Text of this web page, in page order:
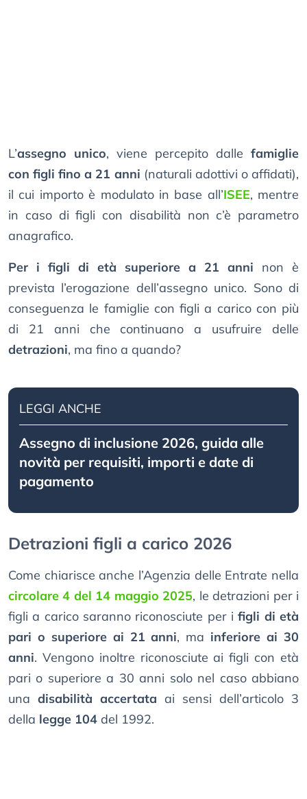
L’assegno unico, viene percepito dalle famiglie
con figli fino a 21 anni (naturali adottivi o affidati),
il cui importo è modulato in base all’ISEE, mentre
in caso di figli con disabilità non c’è parametro
anagrafico.
Per i figli di età superiore a 21 anni non è
prevista l’erogazione dell’assegno unico. Sono di
conseguenza le famiglie con figli a carico con più
di 21 anni che continuano a usufruire delle
detrazioni, ma fino a quando?
LEGGI ANCHE
Assegno di inclusione 2026, guida alle
novità per requisiti, importi e date di
pagamento
Detrazioni figli a carico 2026
Come chiarisce anche l’Agenzia delle Entrate nella
circolare 4 del 14 maggio 2025, le detrazioni per i
figli a carico saranno riconosciute per ifigli di età
pari o superiore ai 21 anni, ma inferiore ai 30
anni. Vengono inoltre riconosciute ai figli con età
pari o superiore a 30 anni solo nel caso abbiano
una disabilità accertata ai sensi dell’articolo 3
della legge 104 del 1992.